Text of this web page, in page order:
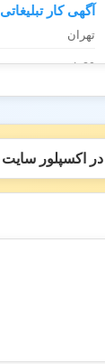
آگهی کار تبلیغاتی
تهران
80 بازدید
اکسپلور سایت